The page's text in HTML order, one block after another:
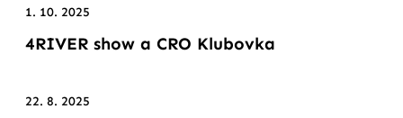
1. 10. 2025
4RIVER show a CRO Klubovka
22. 8. 2025